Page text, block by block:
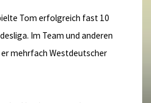
Tom erfolgreich fast 10
Im Team und anderen
mehrfach Westdeutscher